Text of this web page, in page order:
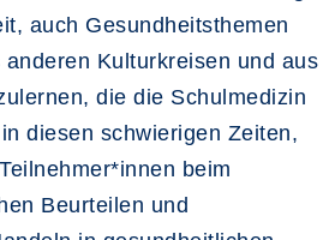
auch Gesundheitsthemen
Kulturkreisen und aus
die die Schulmedizin
diesen schwierigen Zeiten,
beim
Beurteilen und